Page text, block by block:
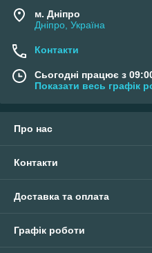
м. Дніпро
Дніпро, Україна
Контакти
Сьогодні працює з
Показати весь графік
Про нас
Контакти
Доставка та оплата
Графік роботи